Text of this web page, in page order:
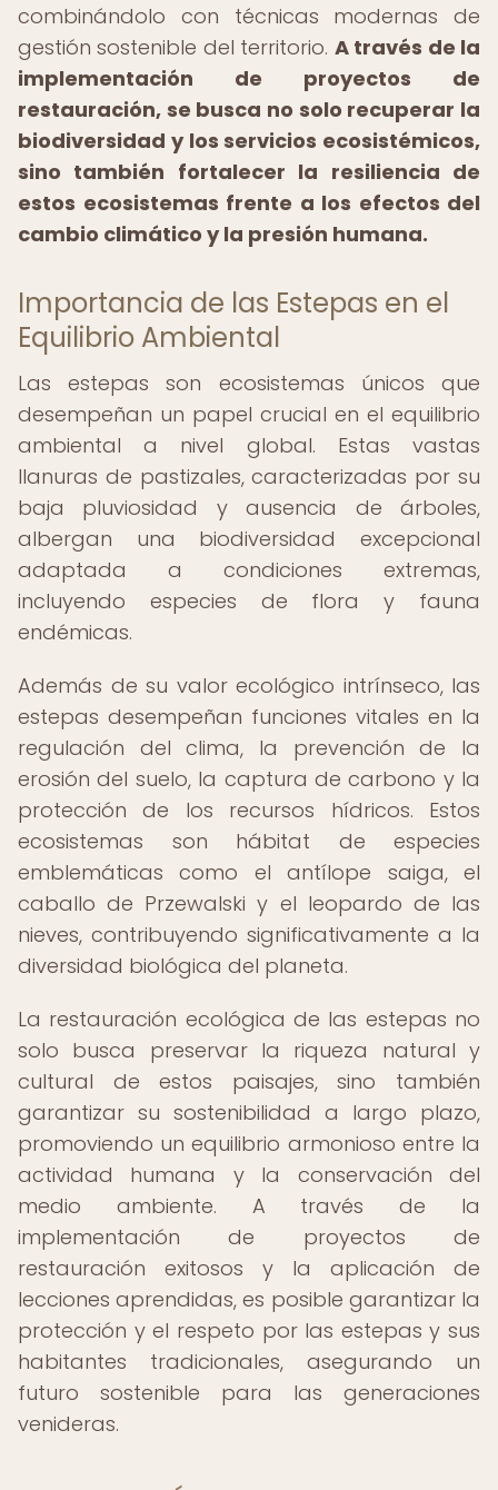
combinándolo con técnicas modernas de
gestión sostenible del territorio. A través de la
implementación de proyectos de
restauración, se busca no solo recuperar la
biodiversidad y los servicios ecosistémicos,
sino también fortalecer la resiliencia de
estos ecosistemas frente a los efectos del
cambio climático y la presión humana.
Importancia de las Estepas en el
Equilibrio Ambiental
Las estepas son ecosistemas únicos que
desempeñan un papel crucial en el equilibrio
ambiental a nivel global. Estas vastas
llanuras de pastizales, caracterizadas por su
baja pluviosidad y ausencia de árboles,
albergan una biodiversidad excepcional
adaptada a condiciones extremas,
incluyendo especies de flora y fauna
endémicas.
Además de su valor ecológico intrínseco, las
estepas desempeñan funciones vitales en la
regulación del clima, la prevención de la
erosión del suelo, la captura de carbono y la
protección de los recursos hídricos. Estos
ecosistemas son hábitat de especies
emblemáticas como el antílope saiga, el
caballo de Przewalski y el leopardo de las
nieves, contribuyendo significativamente a la
diversidad biológica del planeta.
La restauración ecológica de las estepas no
solo busca preservar la riqueza natural y
cultural de estos paisajes, sino también
garantizar su sostenibilidad a largo plazo,
promoviendo un equilibrio armonioso entre la
actividad humana y la conservación del
medio ambiente. A través de la
implementación de proyectos de
restauración exitosos y la aplicación de
lecciones aprendidas, es posible garantizar la
protección y el respeto por las estepas y sus
habitantes tradicionales, asegurando un
futuro sostenible para las generaciones
venideras.